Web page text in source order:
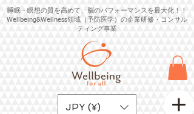
睡眠・瞑想の質を高めて、脳のパフォーマンスを最大化！！
Wellbeing&Wellness領域（予防医学）の企業研修・コンサル
ティング事業
JPY (¥)